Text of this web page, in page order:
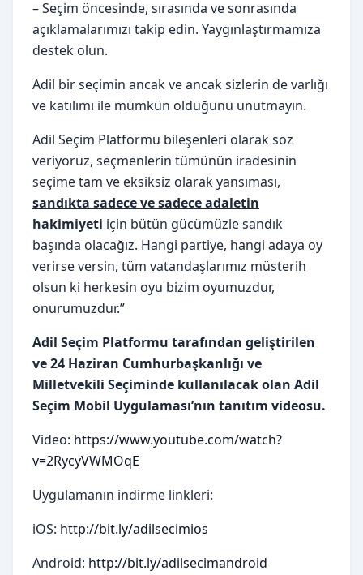
– Seçim öncesinde, sırasında ve sonrasında
açıklamalarımızı takip edin. Yaygınlaştırmamıza
destek olun.
Adil bir seçimin ancak ve ancak sizlerin de varlığı
ve katılımı ile mümkün olduğunu unutmayın.
Adil Seçim Platformu bileşenleri olarak söz
veriyoruz, seçmenlerin tümünün iradesinin
seçime tam ve eksiksiz olarak yansıması,
sandıkta sadece ve sadece adaletin
hakimiyeti için bütün gücümüzle sandık
başında olacağız. Hangi partiye, hangi adaya oy
verirse versin, tüm vatandaşlarımız müsterih
olsun ki herkesin oyu bizim oyumuzdur,
onurumuzdur.”
Adil Seçim Platformu tarafından geliştirilen
ve 24 Haziran Cumhurbaşkanlığı ve
Milletvekili Seçiminde kullanılacak olan Adil
Seçim Mobil Uygulaması’nın tanıtım videosu.
Video: https://www.youtube.com/watch?
v=2RycyVWMOqE
Uygulamanın indirme linkleri:
iOS: http://bit.ly/adilsecimios
Android: http://bit.ly/adilsecimandroid